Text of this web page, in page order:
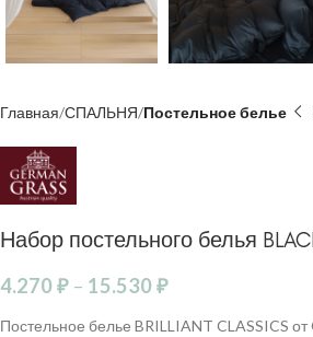
Главная СПАЛЬНЯ Постельное белье
Набор постельного белья
4.270₽ – 15.530₽
Постельное белье BRILLIANT CLASSICS